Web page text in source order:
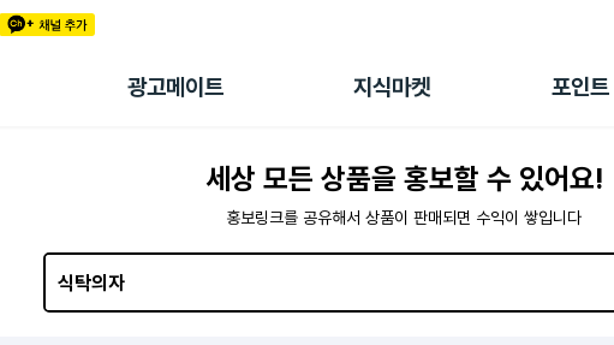
광고메이트 지식마켓 포인트
광고리포트
출석 룰렛
후원
이용내역
세상 모든 상품을 홍보할 수 있어요!
홍보링크를 공유해서 상품이 판매되면 수익이 쌓입니다